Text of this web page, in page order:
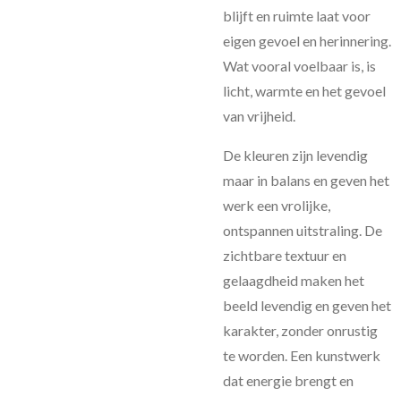
blijft en ruimte laat voor
eigen gevoel en herinnering.
Wat vooral voelbaar is, is
licht, warmte en het gevoel
van vrijheid.
De kleuren zijn levendig
maar in balans en geven het
werk een vrolijke,
ontspannen uitstraling. De
zichtbare textuur en
gelaagdheid maken het
beeld levendig en geven het
karakter, zonder onrustig
te worden. Een kunstwerk
dat energie brengt en